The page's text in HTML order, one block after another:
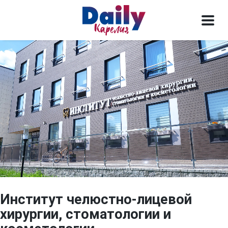
Институт челюстно-лицевой
хирургии, стоматологии и